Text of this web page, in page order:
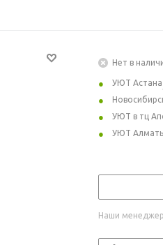
Нет в
УЮТ Астана
УЮТ в тц
УЮТ
Наши